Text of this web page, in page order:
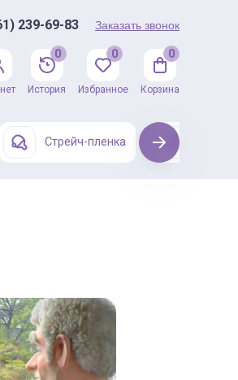
239-69-83 Заказать звонок
0
История
0
Избранное
0
Корзина
Стрейч-пленка Next